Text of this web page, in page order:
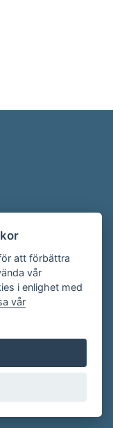
.
Mejla oss på
att förbättra
vår
i enlighet med
vår